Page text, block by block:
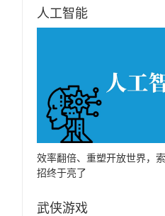
人工智能
效率翻倍、重塑开放世界，
招终于亮了
武侠游戏